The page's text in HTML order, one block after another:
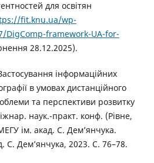
для освітян
fit.knu.ua/wp-
framework-UA-for-
28.12.2025).
інформаційних
в умовах дистанційного
та перспективи розвитку
наук.-практ. конф. (Рівне,
ім. акад. С. Дем’янчука.
С. Дем’янчука, 2023. С. 76–78.